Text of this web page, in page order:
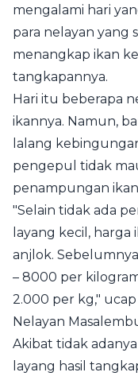
mengalami hari
para nelayan yang
menangkap ikan
tangkapannya.
Hari itu beberapa
ikannya. Namun,
lalang
pengepul tidak
penampungan
"Selain tidak ada
layang kecil,
anjlok.
– 8000 per
2.000 per kg,"
Nelayan
Akibat tidak
layang hasil